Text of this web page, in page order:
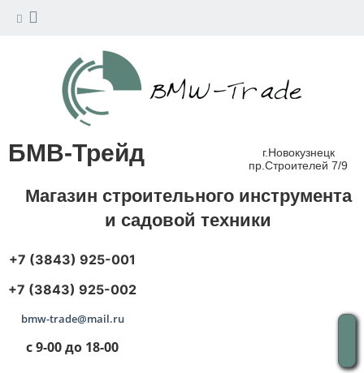
БМВ-Трейд
г.Новокузнецк
пр.Строителей 7/9
Магазин строительного инструмента
и садовой техники
+7 (3843) 925-001
+7 (3843) 925-002
bmw-trade@mail.ru
с 9-00 до 18-00